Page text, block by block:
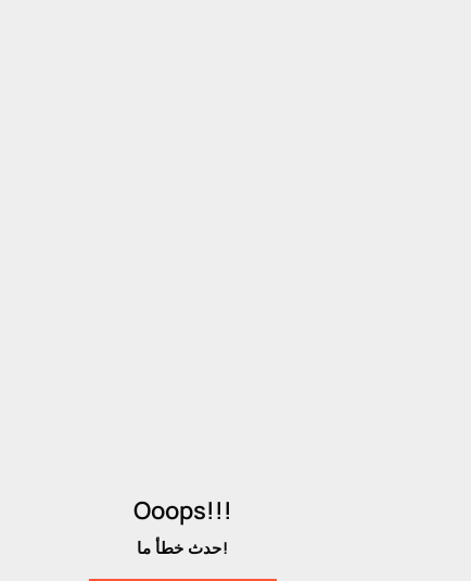
Ooops!!!
حدث خطأ ما!